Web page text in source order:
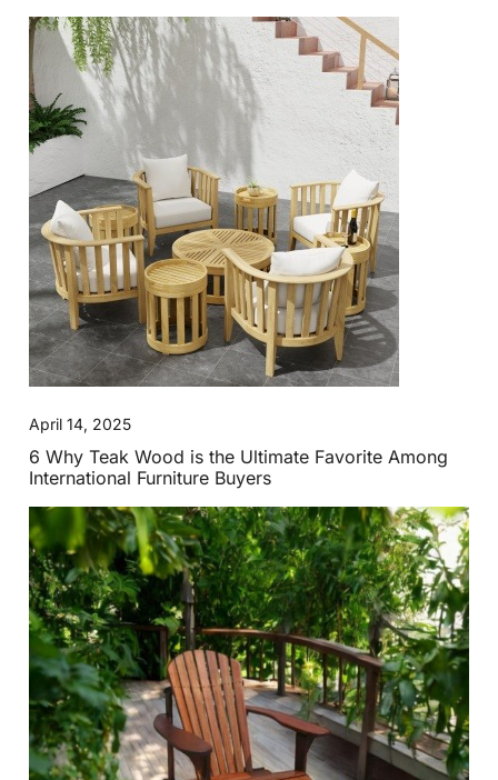
April 14, 2025
6 Why Teak Wood is the Ultimate Favorite Among
International Furniture Buyers